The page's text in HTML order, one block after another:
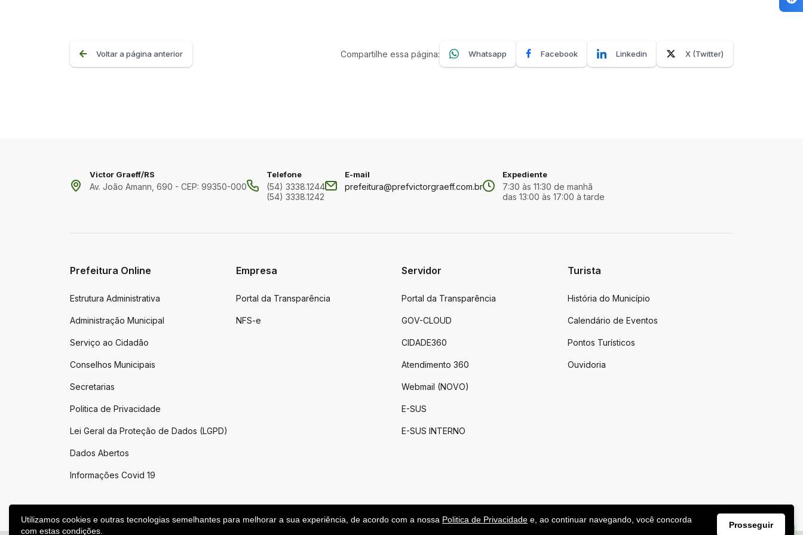
Voltar a página anterior Compartilhe essa página: Whatsapp Facebook Linkedin X (Twitter)
Victor Graeff/RS
Av. João Amann, 690 - CEP: 99350-000
Telefone
(54) 3338.1244
(54) 3338.1242
E-mail
prefeitura@prefvictorgraeff.com.br
Expediente
7:30 às 11:30 de manhã
das 13:00 às 17:00 à tarde
Prefeitura Online
Estrutura Administrativa
Administração Municipal
Serviço ao Cidadão
Conselhos Municipais
Secretarias
Politica de Privacidade
Lei Geral da Proteção de Dados (LGPD)
Dados Abertos
Informações Covid 19
Empresa
Portal da Transparência
NFS-e
Servidor
Portal da Transparência
GOV-CLOUD
CIDADE360
Atendimento 360
Webmail (NOVO)
E-SUS
E-SUS INTERNO
Turista
História do Município
Calendário de Eventos
Pontos Turísticos
Ouvidoria
Utilizamos cookies e outras tecnologias semelhantes para melhorar a sua experiência, de acordo com a nossa Politica de Privacidade e, ao continuar navegando, você concorda
com estas condições.
Prosseguir